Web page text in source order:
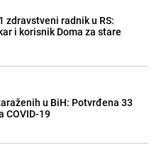
zdravstveni radnik u RS:
i korisnik Doma za stare
u BiH: Potvrđena 33
COVID-19